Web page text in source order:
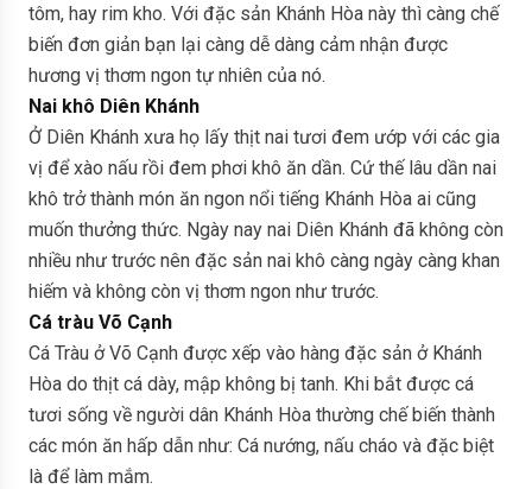
tôm, hay rim kho. Với đặc sản Khánh Hòa này thì càng chế
biến đơn giản bạn lại càng dễ dàng cảm nhận được
hương vị thơm ngon tự nhiên của nó.
Nai khô Diên Khánh
Ở Diên Khánh xưa họ lấy thịt nai tươi đem ướp với các gia
vị để xào nấu rồi đem phơi khô ăn dần. Cứ thế lâu dần nai
khô trở thành món ăn ngon nổi tiếng Khánh Hòa ai cũng
muốn thưởng thức. Ngày nay nai Diên Khánh đã không còn
nhiều như trước nên đặc sản nai khô càng ngày càng khan
hiếm và không còn vị thơm ngon như trước.
Cá tràu Võ Cạnh
Cá Tràu ở Võ Cạnh được xếp vào hàng đặc sản ở Khánh
Hòa do thịt cá dày, mập không bị tanh. Khi bắt được cá
tươi sống về người dân Khánh Hòa thường chế biến thành
các món ăn hấp dẫn như: Cá nướng, nấu cháo và đặc biệt
là để làm mắm.